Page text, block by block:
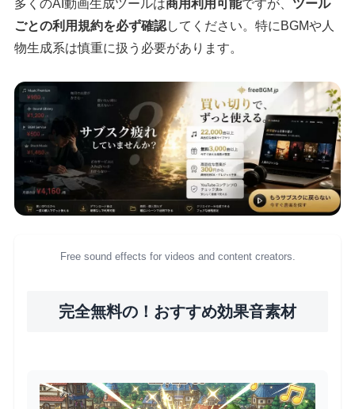
多くのAI動画生成ツールは商用利用可能ですが、 ツール
ごとの利用規約を必ず確認してください。特にBGMや人
物生成系は慎重に扱う必要があります。
Free sound effects for videos and content creators.
完全無料の！おすすめ効果音素材